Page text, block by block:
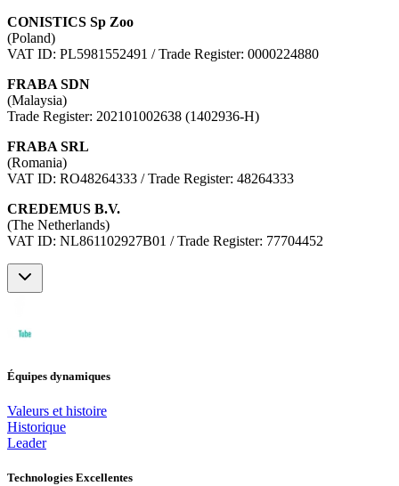
CONISTICS Sp Zoo
(Poland)
VAT ID: PL5981552491 / Trade Register: 0000224880
FRABA SDN
(Malaysia)
Trade Register: 202101002638 (1402936-H)
FRABA SRL
(Romania)
VAT ID: RO48264333 / Trade Register: 48264333
CREDEMUS B.V.
(The Netherlands)
VAT ID: NL861102927B01 / Trade Register: 77704452
Équipes dynamiques
Valeurs et histoire
Historique
Leader
Technologies Excellentes